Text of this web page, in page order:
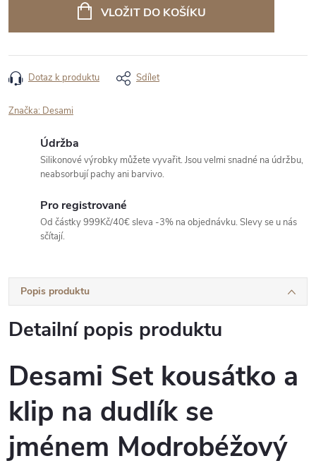
VLOŽIT DO KOŠÍKU
Dotaz k produktu Sdílet
Značka: Desami
Údržba
Silikonové výrobky můžete vyvařit. Jsou velmi snadné na údržbu,
neabsorbují pachy ani barvivo.
Pro registrované
Od částky 999Kč/40€ sleva -3% na objednávku. Slevy se u nás
sčítají.
Popis produktu
Detailní popis produktu
Desami Set kousátko a
klip na dudlík se
jménem Modrobéžový